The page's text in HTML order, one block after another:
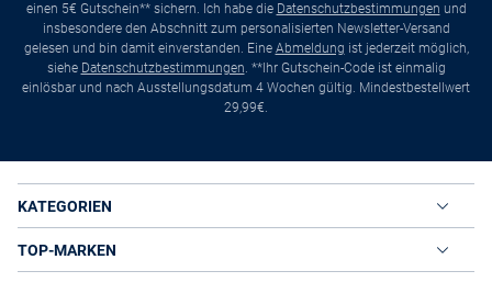
einen 5€ Gutschein** sichern. Ich habe die Datenschutzbestimmungen und
insbesondere den Abschnitt zum personalisierten Newsletter-Versand
gelesen und bin damit einverstanden. Eine Abmeldung ist jederzeit möglich,
siehe Datenschutzbestimmungen. **Ihr Gutschein-Code ist einmalig
einlösbar und nach Ausstellungsdatum 4 Wochen gültig. Mindestbestellwert
29,99€.
KATEGORIEN
TOP-MARKEN